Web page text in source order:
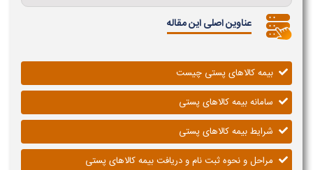
عناوین اصلی این مقاله
بیمه کالاهای پستی چیست
سامانه بیمه کالاهای پستی
شرایط بیمه کالاهای پستی
مراحل و نحوه ثبت نام و دریافت بیمه کالاهای پستی